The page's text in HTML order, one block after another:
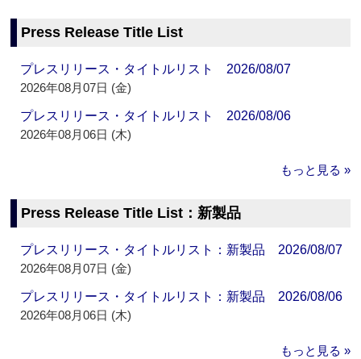
Press Release Title List
プレスリリース・タイトルリスト 2026/08/07
2026年08月07日 (金)
プレスリリース・タイトルリスト 2026/08/06
2026年08月06日 (木)
もっと見る »
Press Release Title List：新製品
プレスリリース・タイトルリスト：新製品 2026/08/07
2026年08月07日 (金)
プレスリリース・タイトルリスト：新製品 2026/08/06
2026年08月06日 (木)
もっと見る »